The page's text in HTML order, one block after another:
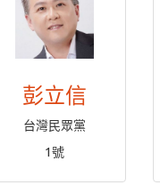
彭立信
台灣民眾黨
1號